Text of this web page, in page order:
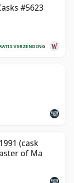
#5623
VERZENDING
(cask
of Ma